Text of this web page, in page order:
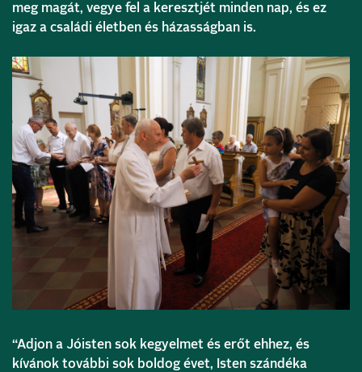
meg magát, vegye fel a keresztjét minden nap, és ez
igaz a családi életben és házasságban is.
“Adjon a Jóisten sok kegyelmet és erőt ehhez, és
kívánok további sok boldog évet, Isten szándéka